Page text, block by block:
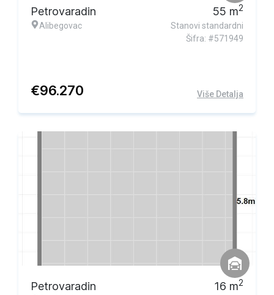
Petrovaradin
Alibegovac
55 m2
Stanovi standardni
Šifra: #571949
€96.270 Više Detalja
Petrovaradin 16 m2